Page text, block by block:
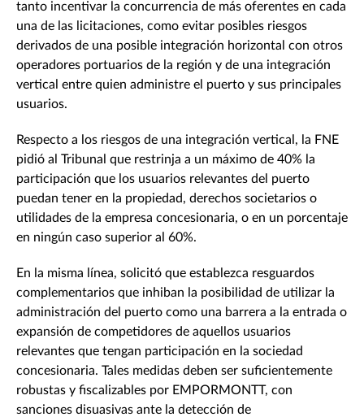
tanto incentivar la concurrencia de más oferentes en cada
una de las licitaciones, como evitar posibles riesgos
derivados de una posible integración horizontal con otros
operadores portuarios de la región y de una integración
vertical entre quien administre el puerto y sus principales
usuarios.
Respecto a los riesgos de una integración vertical, la FNE
pidió al Tribunal que restrinja a un máximo de 40% la
participación que los usuarios relevantes del puerto
puedan tener en la propiedad, derechos societarios o
utilidades de la empresa concesionaria, o en un porcentaje
en ningún caso superior al 60%.
En la misma línea, solicitó que establezca resguardos
complementarios que inhiban la posibilidad de utilizar la
administración del puerto como una barrera a la entrada o
expansión de competidores de aquellos usuarios
relevantes que tengan participación en la sociedad
concesionaria. Tales medidas deben ser suficientemente
robustas y fiscalizables por EMPORMONTT, con
sanciones disuasivas ante la detección de